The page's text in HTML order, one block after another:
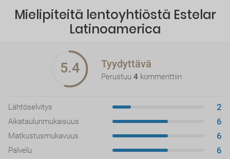
Mielipiteitä lentoyhtiöstä Estelar
Latinoamerica
5.4 Tyydyttävä
Perustuu 4 kommenttiin
Lähtöselvitys 2
Aikataulunmukaisuus 6
Matkustusmukavuus 6
Palvelu 6